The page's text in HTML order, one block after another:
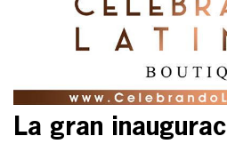
La gran